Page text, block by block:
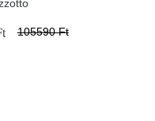
105590 Ft